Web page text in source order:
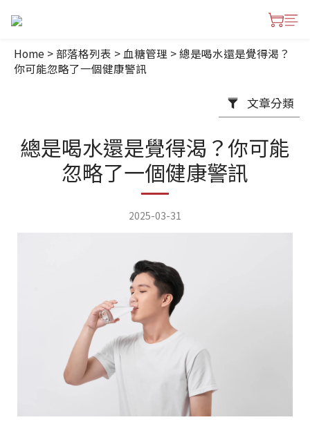
Home >部落格列表 > 血糖管理 >總是喝水還是覺得渴？
你可能忽略了一個健康警訊
文章分類
總是喝水還是覺得渴？你可能
忽略了一個健康警訊
2025-03-31